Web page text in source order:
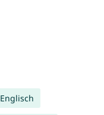
Englisch